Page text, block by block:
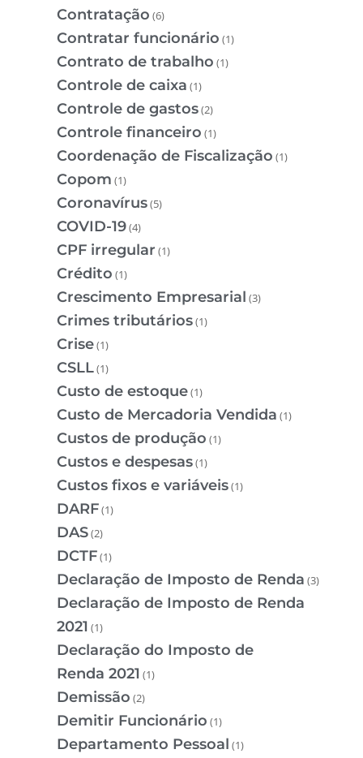
Contratação (6)
Contratar funcionário (1)
Contrato de trabalho (1)
Controle de caixa (1)
Controle de gastos(2)
Controle financeiro (1)
Coordenação de Fiscalização (1)
Copom (1)
Coronavírus(5)
COVID-19(4)
CPF irregular (1)
Crédito (1)
Crescimento Empresarial (3)
Crimes tributários(1)
Crise(1)
CSLL(1)
Custo de estoque(1)
Custo de Mercadoria Vendida (1)
Custos de produção (1)
Custos e despesas(1)
Custos fixos e variáveis(1)
DARF(1)
DAS(2)
DCTF(1)
Declaração de Imposto de Renda (3)
Declaração de Imposto de Renda
2021 (1)
Declaração do Imposto de
Renda 2021 (1)
Demissão (2)
Demitir Funcionário (1)
Departamento Pessoal (1)